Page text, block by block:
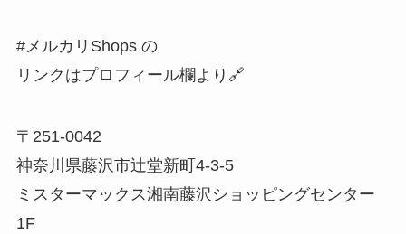
#メルカリShops の
リンクはプロフィール欄より🔗
〒251-0042
神奈川県藤沢市辻堂新町4-3-5
ミスターマックス湘南藤沢ショッピングセンター
1F